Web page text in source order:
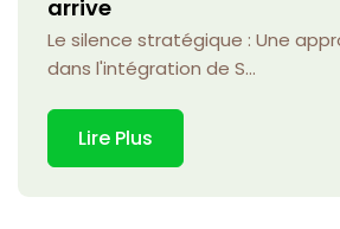
arrive
Le silence stratégique : Une
dans l'intégration de S...
Lire Plus